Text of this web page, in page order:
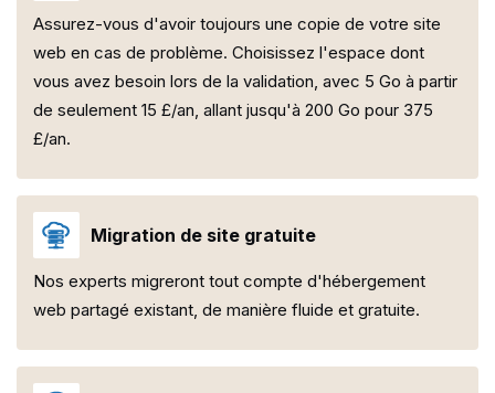
Assurez-vous d'avoir toujours une copie de votre site
web en cas de problème. Choisissez l'espace dont
vous avez besoin lors de la validation, avec 5 Go à partir
de seulement 15 £/an, allant jusqu'à 200 Go pour 375
£/an.
Migration de site gratuite
Nos experts migreront tout compte d'hébergement
web partagé existant, de manière fluide et gratuite.